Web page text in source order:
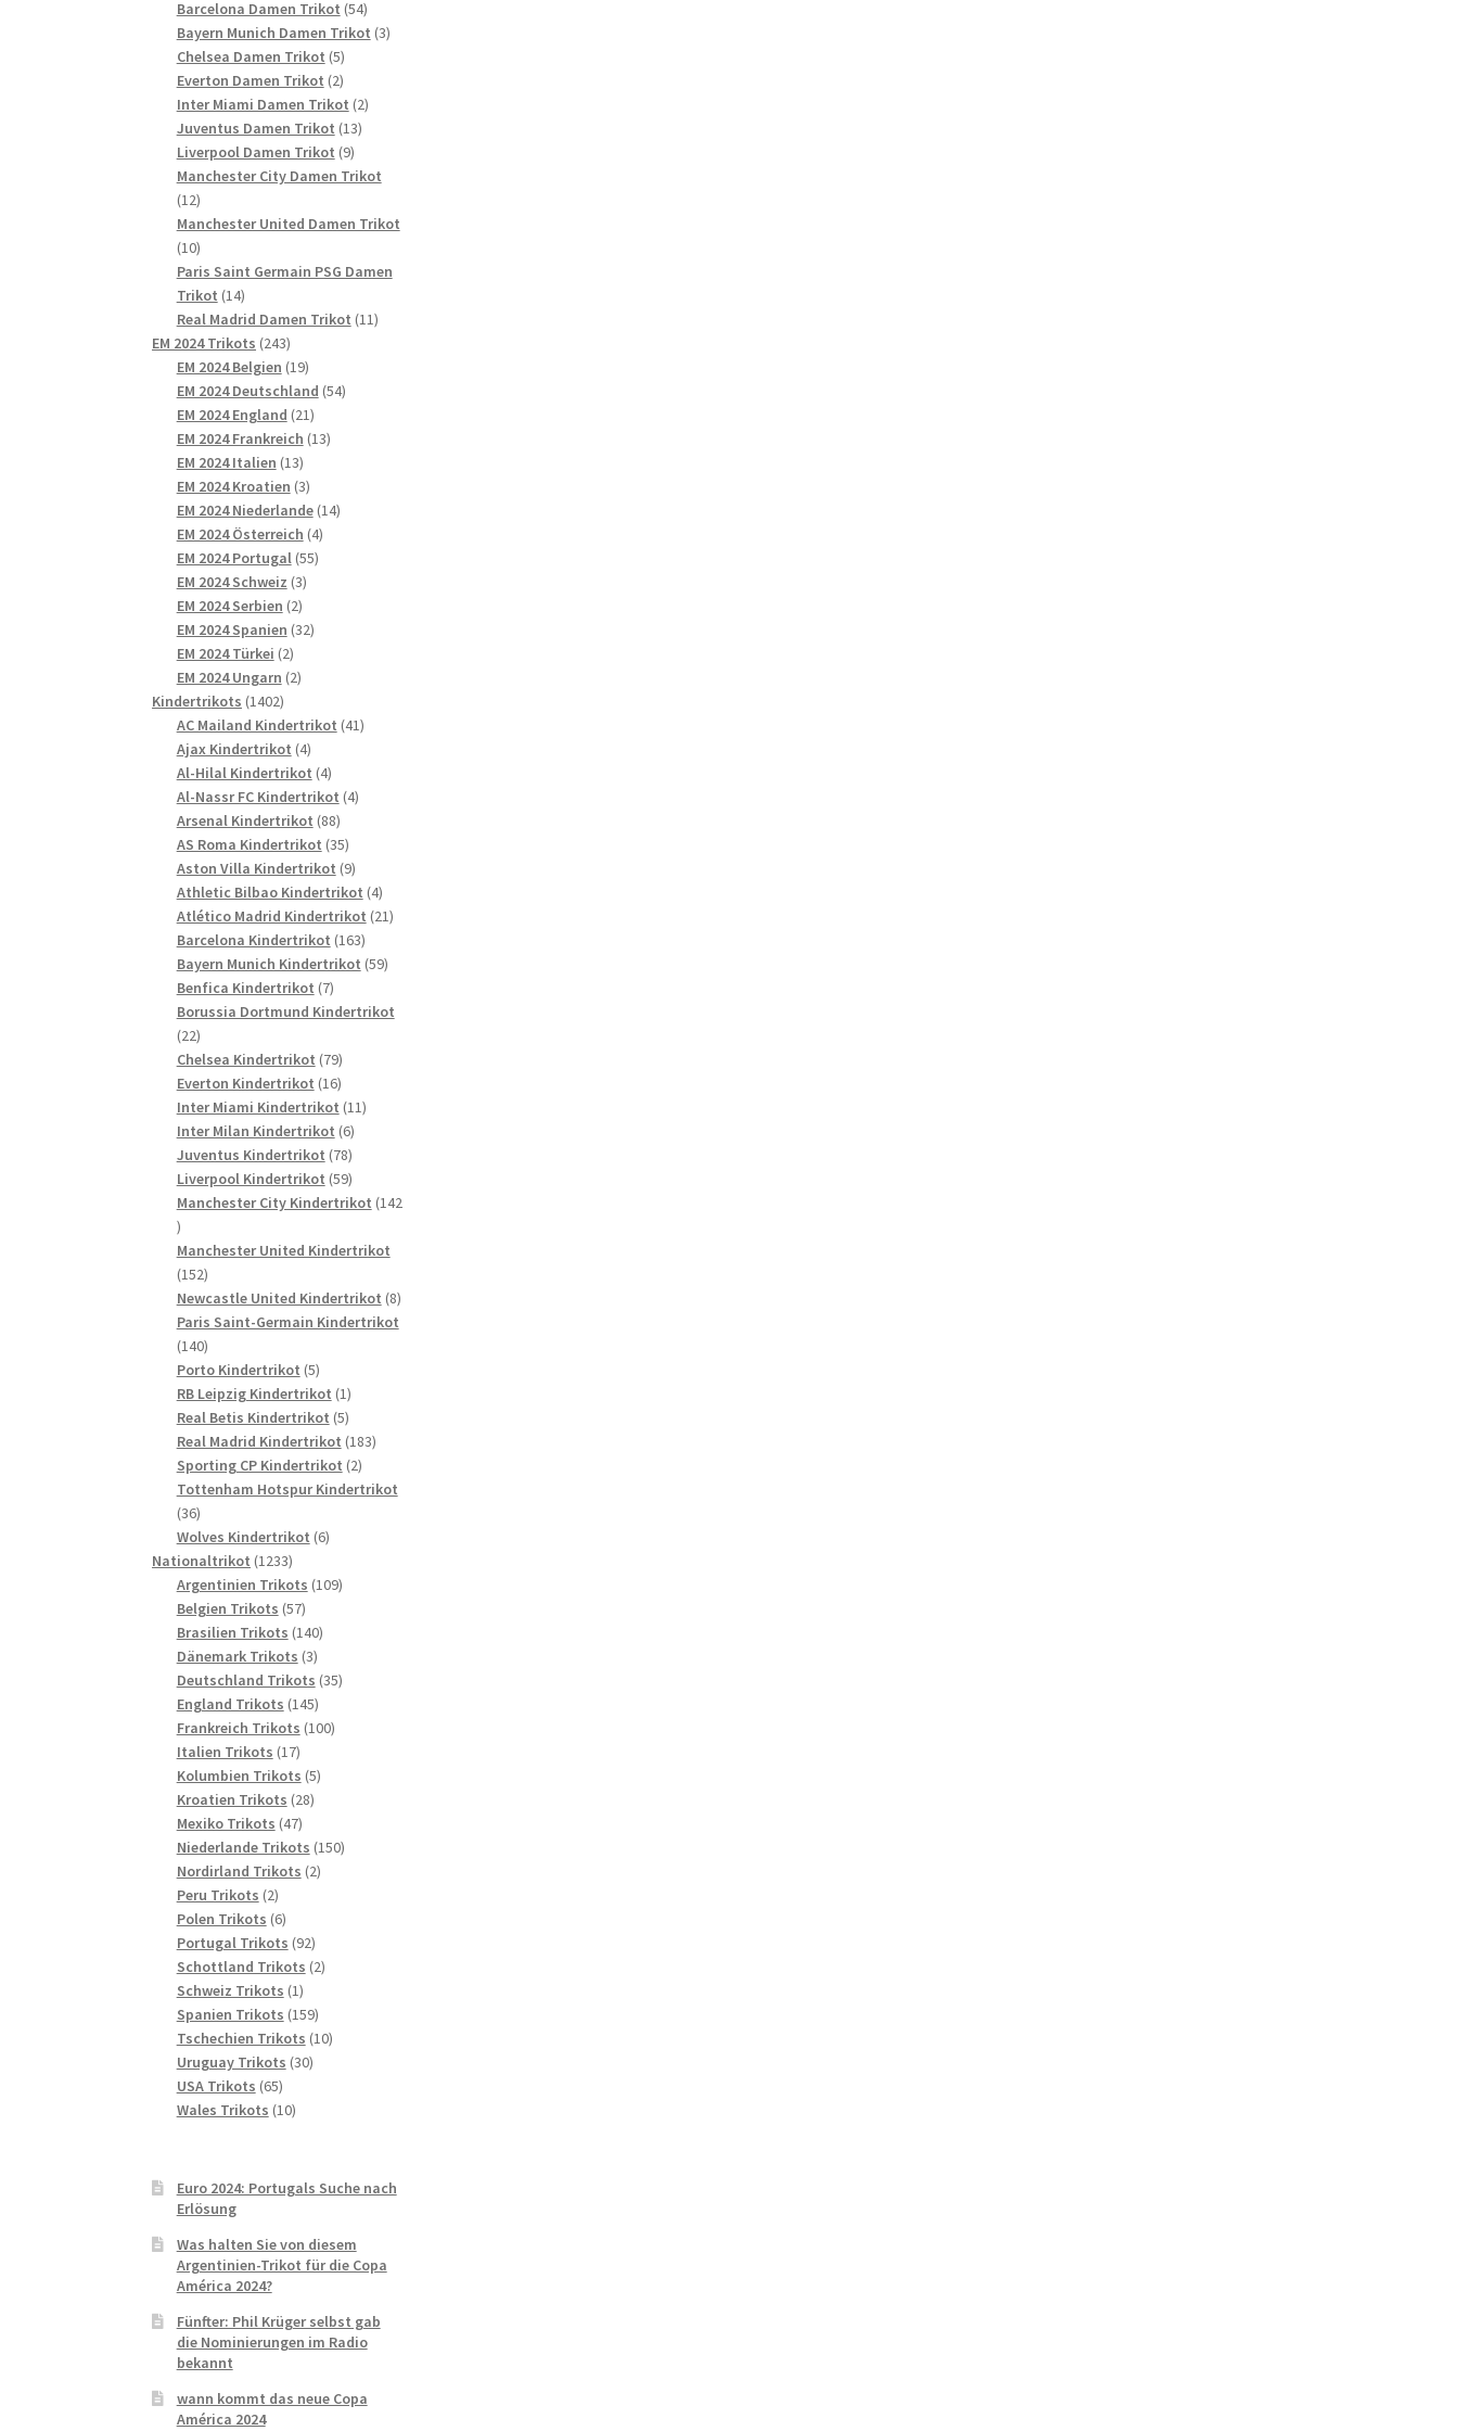
Barcelona Damen Trikot 5454
Produkte
Bayern Munich Damen Trikot 33
Chelsea Damen Trikot 55
Produkte
Everton Damen Trikot 22
Produkte
Inter Miami Damen Trikot 22
Juventus Damen Trikot 1313
Liverpool Damen Trikot 99
Produkte
Manchester City Damen Trikot
1212
Produkte
Manchester United Damen Trikot
1010
Produkte
Paris Saint Germain PSG Damen
Trikot 1414
Produkte
Real Madrid Damen Trikot 1111
EM 2024 Trikots 243243
Produkte
EM 2024 Belgien 1919
Produkte
EM 2024 Deutschland 5454
EM 2024 England 2121
Produkte
EM 2024 Frankreich 1313
EM 2024 Italien 1313
Produkte
EM 2024 Kroatien 33
Produkte
EM 2024 Niederlande 1414
EM 2024 Österreich 44
Produkte
EM 2024 Portugal 5555
EM 2024 Schweiz 33
Produkte
EM 2024 Serbien 22
Produkte
EM 2024 Spanien 3232
EM 2024 Türkei 22
Produkte
EM 2024 Ungarn 22
Kindertrikots 14021402
Produkte
AC Mailand Kindertrikot 4141
Ajax Kindertrikot 44
Produkte
Al-Hilal Kindertrikot 44
Produkte
Al-Nassr FC Kindertrikot 44
Arsenal Kindertrikot 8888
Produkte
AS Roma Kindertrikot 3535
Produkte
Aston Villa Kindertrikot 99
Produkte
Athletic Bilbao Kindertrikot 44
Produkte
Atlético Madrid Kindertrikot 2121
Barcelona Kindertrikot 163163
Produkte
Bayern Munich Kindertrikot 5959
Benfica Kindertrikot 77
Produkte
Borussia Dortmund Kindertrikot
2222
Produkte
Chelsea Kindertrikot 7979
Produkte
Everton Kindertrikot 1616
Produkte
Inter Miami Kindertrikot 1111
Inter Milan Kindertrikot 66
Produkte
Juventus Kindertrikot 7878
Produkte
Liverpool Kindertrikot 5959
Produkte
Manchester City Kindertrikot 142
142
Produkte
Manchester United Kindertrikot
152152
Produkte
Newcastle United Kindertrikot 88
Produkte
Paris Saint-Germain Kindertrikot
140140
Produkte
Porto Kindertrikot 55
Produkte
RB Leipzig Kindertrikot 11
Produkt
Real Betis Kindertrikot 55
Produkte
Real Madrid Kindertrikot 183183
Sporting CP Kindertrikot 22
Produkte
Tottenham Hotspur Kindertrikot
3636
Produkte
Wolves Kindertrikot 66
Nationaltrikot 12331233
Produkte
Argentinien Trikots 109109
Belgien Trikots 5757
Produkte
Brasilien Trikots 140140
Dänemark Trikots 33
Produkte
Deutschland Trikots 3535
England Trikots 145145
Produkte
Frankreich Trikots 100100
Italien Trikots 1717
Produkte
Kolumbien Trikots 55
Kroatien Trikots 2828
Mexiko Trikots 4747
Produkte
Niederlande Trikots 150150
Nordirland Trikots 22
Peru Trikots 22
Produkte
Polen Trikots 66
Produkte
Portugal Trikots 9292
Produkte
Schottland Trikots 22
Schweiz Trikots 11
Produkt
Spanien Trikots 159159
Produkte
Tschechien Trikots 1010
Uruguay Trikots 3030
USA Trikots 6565
Produkte
Wales Trikots 1010
Euro 2024: Portugals Suche nach
Erlösung
Was halten Sie von diesem
Argentinien-Trikot für die Copa
América 2024?
Fünfter: Phil Krüger selbst gab
die Nominierungen im Radio
bekannt
wann kommt das neue Copa
América 2024